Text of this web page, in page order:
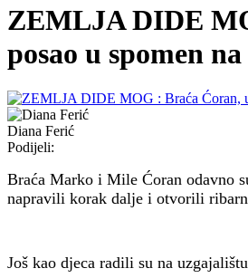
ZEMLJA DIDE
posao u spomen
Diana Ferić
Podijeli:
Braća Marko i Mile Ćoran odavno
napravili korak dalje i otvorili
Još kao djeca radili su na